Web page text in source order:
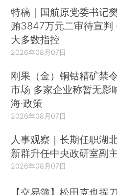
特稿｜国航原党委书记
贿3847万元二审待宣判
大多数指控
2026年08月07日
刚果（金）铜钴精矿禁
市场 多家企业称暂无影
海·政策
2026年08月07日
人事观察｜长期任职湖
新群升任中央政研室副
2026年08月07日
【交易簿】松田克也挥